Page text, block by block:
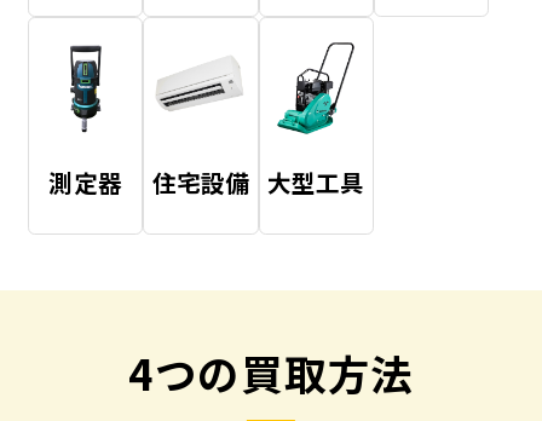
測定器 住宅設備 大型工具
4つの買取方法